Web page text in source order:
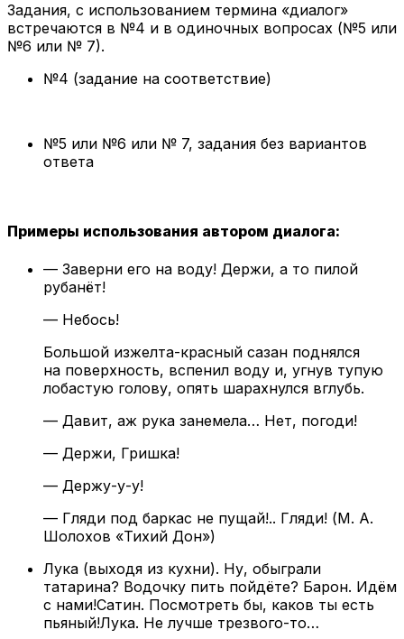
Задания, с использованием термина «диалог»
встречаются в №4 и в одиночных вопросах (№5 или
№6 или № 7).
№4 (задание на соответствие)
№5 или №6 или № 7, задания без вариантов
ответа
Примеры использования автором диалога:
— Заверни его на воду! Держи, а то пилой
рубанёт!
— Небось!
Большой изжелта-красный сазан поднялся
на поверхность, вспенил воду и, угнув тупую
лобастую голову, опять шарахнулся вглубь.
— Давит, аж рука занемела… Нет, погоди!
— Держи, Гришка!
— Держу-у-у!
— Гляди под баркас не пущай!.. Гляди! (М. А.
Шолохов «Тихий Дон»)
Лука (выходя из кухни). Ну, обыграли
татарина? Водочку пить пойдёте? Барон. Идём
с нами!Сатин. Посмотреть бы, каков ты есть
пьяный!Лука. Не лучше трезвого-то…